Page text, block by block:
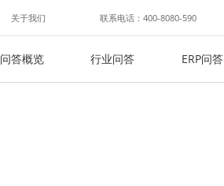
关于我们 联系电话：400-8080-590
问答概览 行业问答 ERP问答